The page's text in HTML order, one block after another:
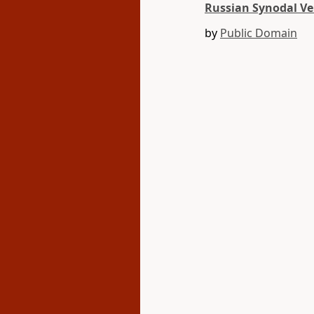
Russian Synodal
by Public Domain